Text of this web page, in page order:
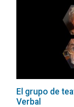
El grupo de
Verbal